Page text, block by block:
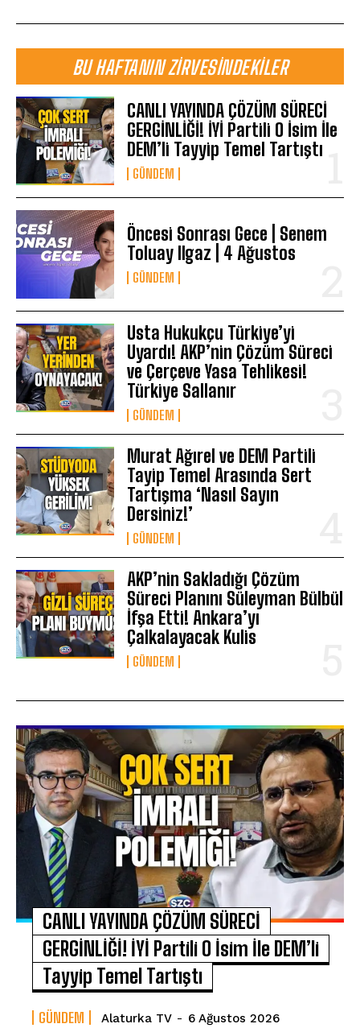
BU HAFTANIN ZIRVESINDEKILER
CANLI YAYINDA ÇÖZÜM SÜRECİ
GERGİNLİĞİ! İYİ Partili O İsim İle
DEM’li Tayyip Temel Tartıştı
GÜNDEM
Öncesi Sonrası Gece | Senem
Toluay Ilgaz | 4 Ağustos
GÜNDEM
Usta Hukukçu Türkiye’yi
Uyardı! AKP’nin Çözüm Süreci
ve Çerçeve Yasa Tehlikesi!
Türkiye Sallanır
GÜNDEM
Murat Ağırel ve DEM Partili
Tayip Temel Arasında Sert
Tartışma ‘Nasıl Sayın
Dersiniz!’
GÜNDEM
AKP’nin Sakladığı Çözüm
Süreci Planını Süleyman Bülbül
İfşa Etti! Ankara’yı
Çalkalayacak Kulis
GÜNDEM
CANLI YAYINDA ÇÖZÜM SÜRECİ
GERGİNLİĞİ! İYİ Partili O İsim İle DEM’li
Tayyip Temel Tartıştı
GÜNDEM Alaturka TV - 6 Ağustos 2026